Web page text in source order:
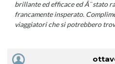
brillante ed efficace ed Ã¨ stato
francamente insperato.
viaggiatori che si potrebbero